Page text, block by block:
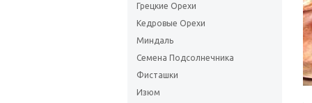
Грецкие Орехи
Кедровые Орехи
Миндаль
Семена Подсолнечника
Фисташки
Изюм